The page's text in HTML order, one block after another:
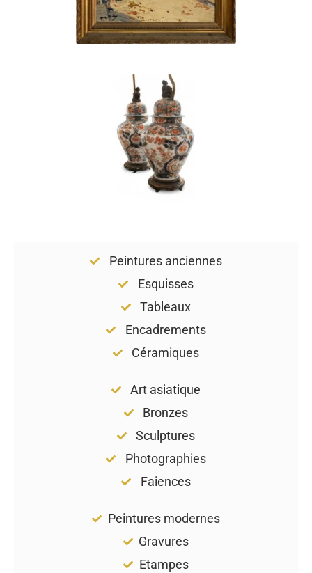
Peintures anciennes
Esquisses
Tableaux
Encadrements
Céramiques
Art asiatique
Bronzes
Sculptures
Photographies
Faiences
Peintures modernes
Gravures
Etampes